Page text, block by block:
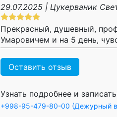
29.07.2025 | Цукерваник
Прекрасный, душевный,
Умаровичем и на 5 день,
Оставить отзыв
Узнать подробнее и
+998-95-479-80-00 (Дежурный